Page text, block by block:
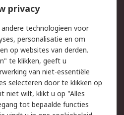
Inkoopoplossingen
Email veiligheid
Websitevoorwaarden
privacy
technologieën voor
personalisatie en om
op websites van derden.
te klikken, geeft u
van niet-essentiële
selecteren door te klikken op
niet wilt, klikt u op "Alles
tot bepaalde functies